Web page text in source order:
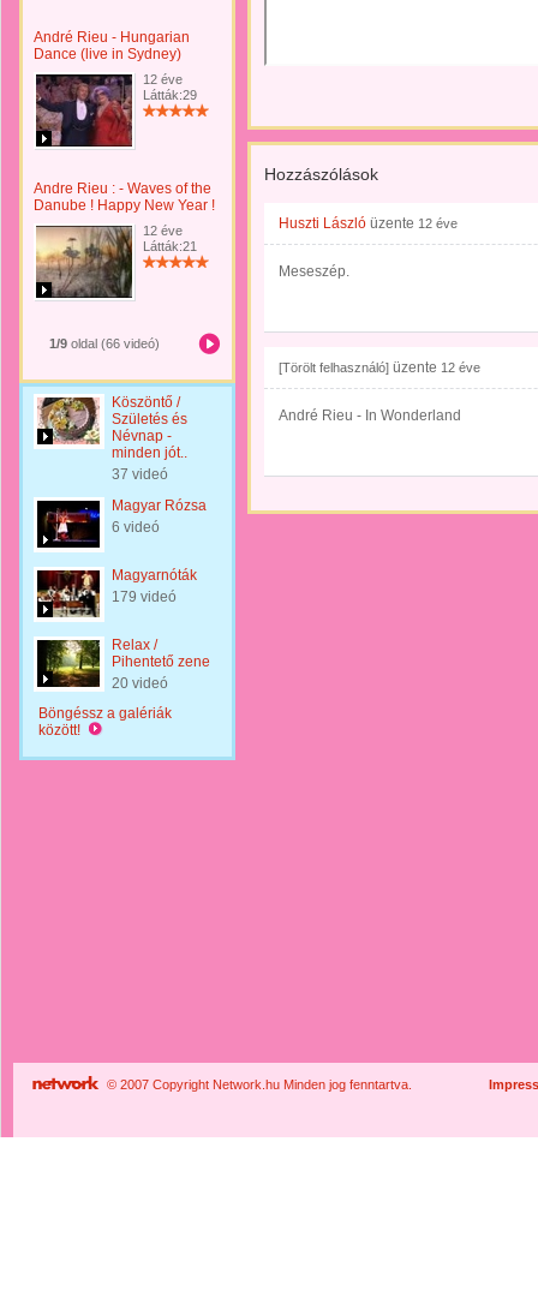
André Rieu - Hungarian
Dance (live in Sydney)
12 éve
Látták:29
Andre Rieu : - Waves of the
Danube ! Happy New Year !
12 éve
Látták:21
1/9 oldal (66 videó)
Köszöntő /
Születés és
Névnap -
minden jót..
37 videó
Magyar Rózsa
6 videó
Magyarnóták
179 videó
Relax /
Pihentető zene
20 videó
Böngéssz a galériák
között!
Hozzászólások
Huszti László üzente 12 éve
Meseszép.
[Törölt felhasználó] üzente 12 éve
André Rieu - In Wonderland
© 2007 Copyright Network.hu Minden jog fenntartva.